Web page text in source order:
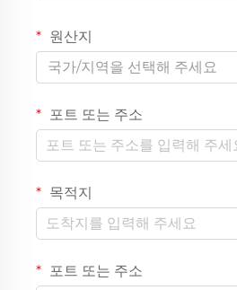
원산지
국가/지역을 선택해 주세요
포트 또는 주소
목적지
포트 또는 주소